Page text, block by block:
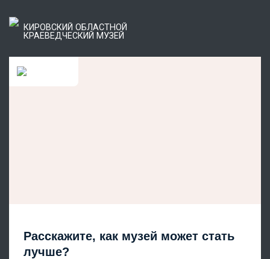
КИРОВСКИЙ ОБЛАСТНОЙ
КРАЕВЕДЧЕСКИЙ МУЗЕЙ
Расскажите, как музей может стать
лучше?